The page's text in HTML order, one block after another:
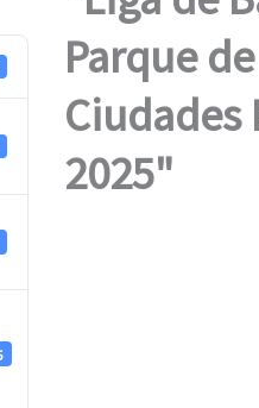
Parque
Ciudades
2025"